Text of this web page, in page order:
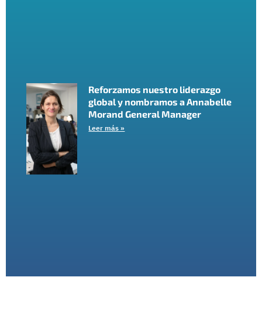
Reforzamos nuestro liderazgo
global y nombramos a Annabelle
Morand General Manager
Leer más »